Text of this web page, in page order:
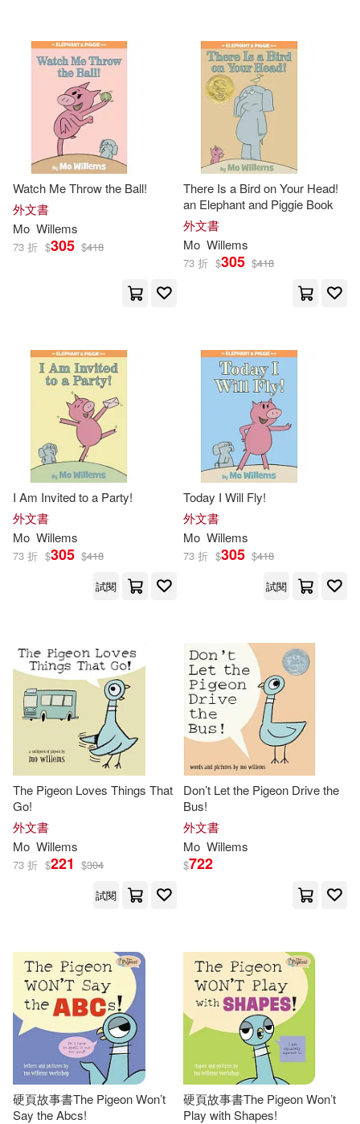
Watch Me Throw the Ball!
外文書
Mo Willems
73 折 $305 $418
There Is a Bird on Your Head!
an Elephant and Piggie Book
外文書
Mo Willems
73 折 $305 $418
I Am Invited to a Party!
外文書
Mo Willems
73 折 $305 $418
試閱
Today I Will Fly!
外文書
Mo Willems
73 折 $305 $418
試閱
The Pigeon Loves Things That
Go!
外文書
Mo Willems
73 折 $221 $304
試閱
Don’t Let the Pigeon Drive the
Bus!
外文書
Mo Willems
$722
硬頁故事書The Pigeon Won’t
Say the Abcs!
硬頁故事書The Pigeon Won’t
Play with Shapes!